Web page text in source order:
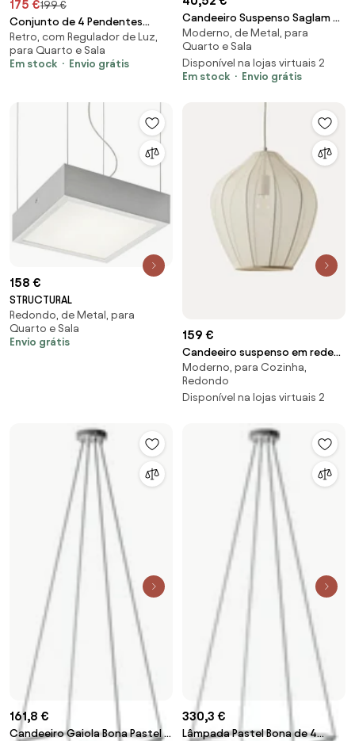
175 €199 €
Conjunto de 4 Pendentes
Retro Creme 45 cm - Granny
Retro, com Regulador de Luz,
para Quarto e Sala
Em stock
Envio grátis
Candeeiro Suspenso Saglam –
Branco/Preto – Diâmetro 25
cm, Altura 137
Moderno, de Metal, para
Quarto e Sala
Disponível na lojas virtuais 2
Em stock
Envio grátis
158 €
STRUCTURAL
Redondo, de Metal, para
Quarto e Sala
Envio grátis
159 €
Candeeiro suspenso em rede
Beau
Moderno, para Cozinha,
Redondo
Disponível na lojas virtuais 2
161,8 €
Candeeiro Gaiola Bona Pastel 2
330,3 €
Lâmpada Pastel Bona de 4